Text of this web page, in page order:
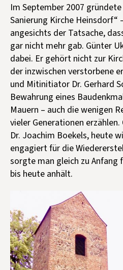
Im September 2007
Sanierung Kirche Heinsdorf“
angesichts der Tatsache,
gar nicht mehr gab. Günter
dabei. Er gehört nicht zur
der inzwischen verstorbene
und Mitinitiator Dr. Gerhard
Bewahrung eines
Mauern – auch die wenigen
vieler Generationen
Dr. Joachim Boekels, heute
engagiert für die
sorgte man gleich zu Anfang
bis heute anhält.